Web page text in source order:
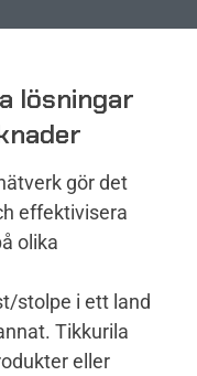
lösningar
gör det
effektivisera
olika
stolpe i ett land
Tikkurila
eller